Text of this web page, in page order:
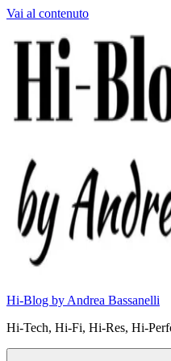
Vai al contenuto
Hi-Blog by Andrea Bassanelli
Hi-Tech, Hi-Fi, Hi-Res, Hi-